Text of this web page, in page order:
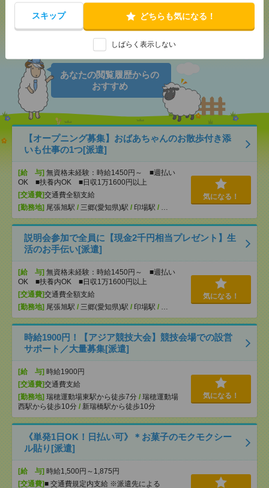
スキップ どちらも気になる！
しばらく表示しない
シェア ツイート ブックマーク
あなたの閲覧履歴からの
おすすめ
【オープニング募集】おばあちゃんのお散歩付き添
いも仕事の1つ[派遣]
[給 与] 無資格未経験：時給1450円～ ■週払い
OK ■扶養内OK ■日収1万1600円以上
[交通費]交通費全額支給
[勤務地] 尾張旭駅 / 三郷(愛知県)駅 / 印場駅 / …
気になる！
説明会参加で全員に【現金2千円相当プレゼント】生
活のお手伝い[派遣]
[給 与] 無資格未経験：時給1450円～ ■週払い
OK ■扶養内OK ■日収1万1600円以上
[交通費]交通費全額支給
[勤務地] 尾張旭駅 / 三郷(愛知県)駅 / 印場駅 / …
気になる！
時給1900円！【アジア競技大会】競技会場での設営
サポート／大量募集[派遣]
[給 与] 時給1900円
[交通費]交通費支給
[勤務地] 瑞穂運動場東駅から徒歩7分 / 瑞穂運動場
西駅から徒歩10分 / 新瑞橋駅から徒歩10分
気になる！
《単発1日OK！日払い可》＊お菓子のモクモクシー
ル貼り[派遣]
[給 与] 時給1,500円～1,875円
[交通費]■ 交通費規定内支給 ※派遣先による